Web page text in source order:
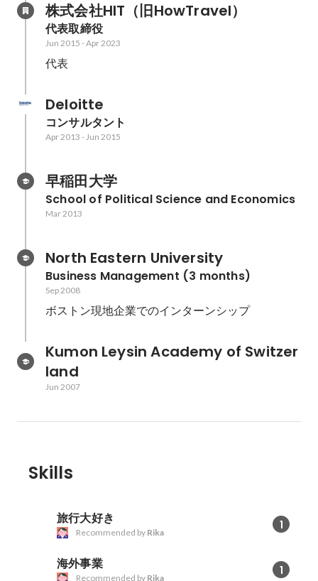
株式会社HIT（旧HowTravel）
代表取締役
Jun 2015 -Apr 2023
代表
Deloitte
コンサルタント
Apr 2013 -Jun 2015
早稲田大学
School of Political Science and Economics
Mar 2013
North Eastern University
Business Management (3 months)
Sep 2008
ボストン現地企業でのインターンシップ
Kumon Leysin Academy of Switzer
land
Jun 2007
Skills
旅行大好き 1
Recommended by Rika
海外事業 1
Recommended by Rika